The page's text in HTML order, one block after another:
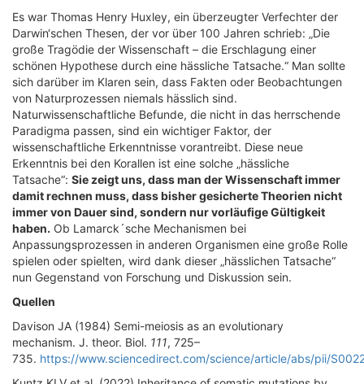
Es war Thomas Henry Huxley, ein überzeugter Verfechter der
Darwin‘schen Thesen, der vor über 100 Jahren schrieb: „Die
große Tragödie der Wissenschaft – die Erschlagung einer
schönen Hypothese durch eine hässliche Tatsache.“ Man sollte
sich darüber im Klaren sein, dass Fakten oder Beobachtungen
von Naturprozessen niemals hässlich sind.
Naturwissenschaftliche Befunde, die nicht in das herrschende
Paradigma passen, sind ein wichtiger Faktor, der
wissenschaftliche Erkenntnisse vorantreibt. Diese neue
Erkenntnis bei den Korallen ist eine solche „hässliche
Tatsache“: Sie zeigt uns, dass man der Wissenschaft immer
damit rechnen muss, dass bisher gesicherte Theorien nicht
immer von Dauer sind, sondern nur vorläufige Gültigkeit
haben. Ob Lamarck´sche Mechanismen bei
Anpassungsprozessen in anderen Organismen eine große Rolle
spielen oder spielten, wird dank dieser „hässlichen Tatsache“
nun Gegenstand von Forschung und Diskussion sein.
Quellen
Davison JA (1984) Semi-meiosis as an evolutionary
mechanism. J. theor. Biol. 111, 725–
735. https://www.sciencedirect.com/science/article/abs/pii/